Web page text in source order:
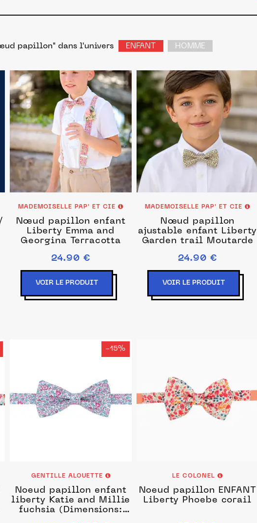
papillon" dans l'univers ENFANT HOMME
MADEMOISELLE PAP' ET CIE
Nœud papillon enfant
Liberty Emma and
Georgina Terracotta
24.90 €
VOIR LE PRODUIT
MADEMOISELLE PAP' ET CIE
Nœud papillon
ajustable enfant Liberty
Garden trail Moutarde
24.90 €
VOIR LE PRODUIT
-15%
GENTILLE ALOUETTE
Noeud papillon enfant
liberty Katie and Millie
fuchsia (Dimensions:
LE COLONEL
Noeud papillon ENFANT
Liberty Phoebe corail